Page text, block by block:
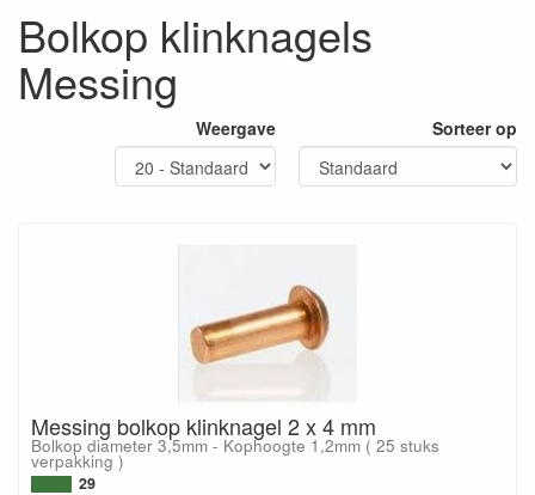
Bolkop klinknagels
Messing
Weergave Sorteer op
Messing bolkop klinknagel 2 x 4 mm
Bolkop diameter 3,5mm - Kophoogte 1,2mm ( 25 stuks
verpakking )
29